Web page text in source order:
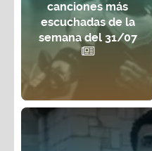
canciones más
escuchadas de la
semana del 31/07